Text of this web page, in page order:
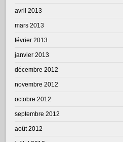
avril 2013
mars 2013
février 2013
janvier 2013
décembre 2012
novembre 2012
octobre 2012
septembre 2012
août 2012